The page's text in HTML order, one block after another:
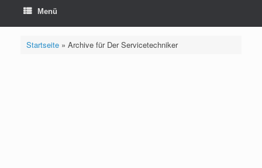
Menü
Startseite» Archive für Der Servicetechniker